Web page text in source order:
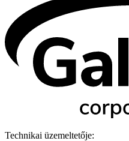
Technikai üzemeltetője: